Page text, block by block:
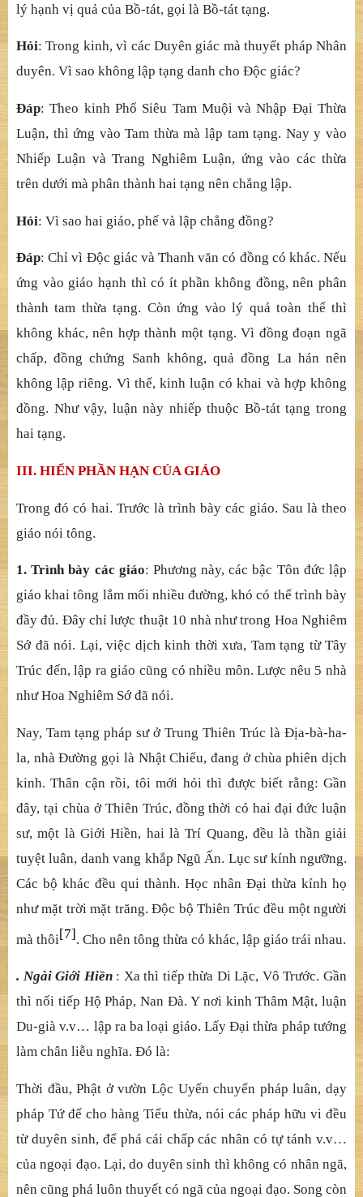
lý hạnh vị quả của Bồ-tát, gọi là Bồ-tát tạng.
Hỏi: Trong kinh, vì các Duyên giác mà thuyết pháp Nhân
duyên. Vì sao không lập tạng danh cho Độc giác?
Đáp: Theo kinh Phổ Siêu Tam Muội và Nhập Đại Thừa
Luận, thì ứng vào Tam thừa mà lập tam tạng. Nay y vào
Nhiếp Luận và Trang Nghiêm Luận, ứng vào các thừa
trên dưới mà phân thành hai tạng nên chẳng lập.
Hỏi: Vì sao hai giáo, phế và lập chẳng đồng?
Đáp: Chỉ vì Độc giác và Thanh văn có đồng có khác. Nếu
ứng vào giáo hạnh thì có ít phần không đồng, nên phân
thành tam thừa tạng. Còn ứng vào lý quả toàn thể thì
không khác, nên hợp thành một tạng. Vì đồng đoạn ngã
chấp, đồng chứng Sanh không, quả đồng La hán nên
không lập riêng. Vì thế, kinh luận có khai và hợp không
đồng. Như vậy, luận này nhiếp thuộc Bồ-tát tạng trong
hai tạng.
III. HIỂN PHẦN HẠN CỦA GIÁO
Trong đó có hai. Trước là trình bày các giáo. Sau là theo
giáo nói tông.
1. Trình bày các giáo: Phương này, các bậc Tôn đức lập
giáo khai tông lắm mối nhiều đường, khó có thể trình bày
đầy đủ. Đây chỉ lược thuật 10 nhà như trong Hoa Nghiêm
Sớ đã nói. Lại, việc dịch kinh thời xưa, Tam tạng từ Tây
Trúc đến, lập ra giáo cũng có nhiều môn. Lược nêu 5 nhà
như Hoa Nghiêm Sớ đã nói.
Nay, Tam tạng pháp sư ở Trung Thiên Trúc là Địa-bà-ha-
la, nhà Đường gọi là Nhật Chiếu, đang ở chùa phiên dịch
kinh. Thân cận rồi, tôi mới hỏi thì được biết rằng: Gần
đây, tại chùa ở Thiên Trúc, đồng thời có hai đại đức luận
sư, một là Giới Hiền, hai là Trí Quang, đều là thần giải
tuyệt luân, danh vang khắp Ngũ Ấn. Lục sư kính ngưỡng.
Các bộ khác đều qui thành. Học nhân Đại thừa kính họ
như mặt trời mặt trăng. Độc bộ Thiên Trúc đều một người
mà thôi[7]. Cho nên tông thừa có khác, lập giáo trái nhau.
. Ngài Giới Hiền : Xa thì tiếp thừa Di Lặc, Vô Trước. Gần
thì nối tiếp Hộ Pháp, Nan Đà. Y nơi kinh Thâm Mật, luận
Du-già v.v… lập ra ba loại giáo. Lấy Đại thừa pháp tướng
làm chân liễu nghĩa. Đó là:
Thời đầu, Phật ở vườn Lộc Uyển chuyển pháp luân, dạy
pháp Tứ đế cho hàng Tiểu thừa, nói các pháp hữu vi đều
từ duyên sinh, để phá cái chấp các nhân có tự tánh v.v…
của ngoại đạo. Lại, do duyên sinh thì không có nhân ngã,
nên cũng phá luôn thuyết có ngã của ngoại đạo. Song còn